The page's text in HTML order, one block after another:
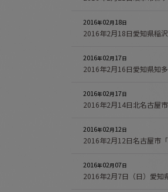
2016年02月18日
2016年2月18日愛知県稲
2016年02月 17日
2016年2月16日愛知県知
2016年02月17日
2016年2月14日北名古屋
2016年02月12日
2016年2月12日名古屋市
2016年02月07日
2016年2月7日（日）愛知